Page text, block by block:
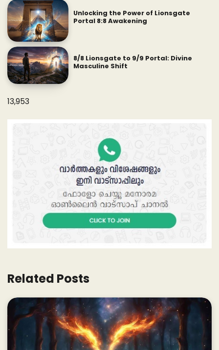
Unlocking the Power of Lionsgate
Portal 8:8 Awakening
8/8 Lionsgate to 9/9 Portal: Divine
Masculine Shift
13,953
Related Posts